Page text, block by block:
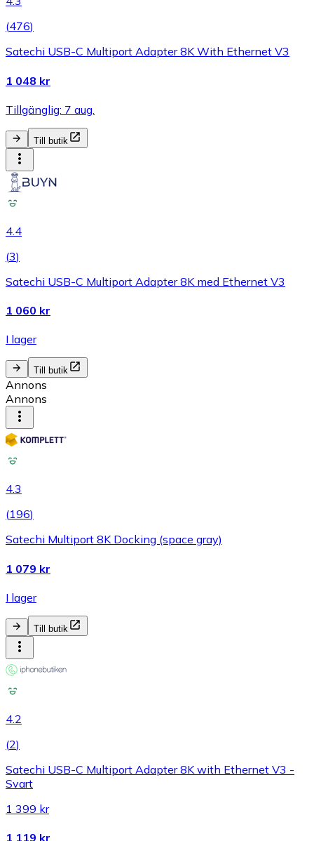
(476)
Satechi USB-C Multiport Adapter 8K With Ethernet V3
1 048 kr
Tillgänglig: 7 aug.
Till butik
4.4
(3)
Satechi USB-C Multiport Adapter 8K med Ethernet V3
1 060 kr
I lager
Till butik
Annons
Annons
4.3
(196)
Satechi Multiport 8K Docking (space gray)
1 079 kr
I lager
Till butik
4.2
(2)
Satechi USB-C Multiport Adapter 8K with Ethernet V3 -
Svart
1 399 kr
1 119 kr